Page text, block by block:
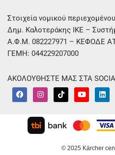
Στοιχεία νομικού περιεχομένου
Δημ. Καλοτεράκης ΙΚΕ –
Α.Φ.Μ. 082227971 – ΚΕΦΟΔΕ
ΓΕΜΗ: 044229207000
ΑΚΟΛΟΥΘΗΣΤΕ ΜΑΣ ΣΤΑ
F
a
c
I
n
s
a
g
r
T
i
k
k
Y
o
u
u
b
L
i
n
e
d
i
© 2025 Kärcher